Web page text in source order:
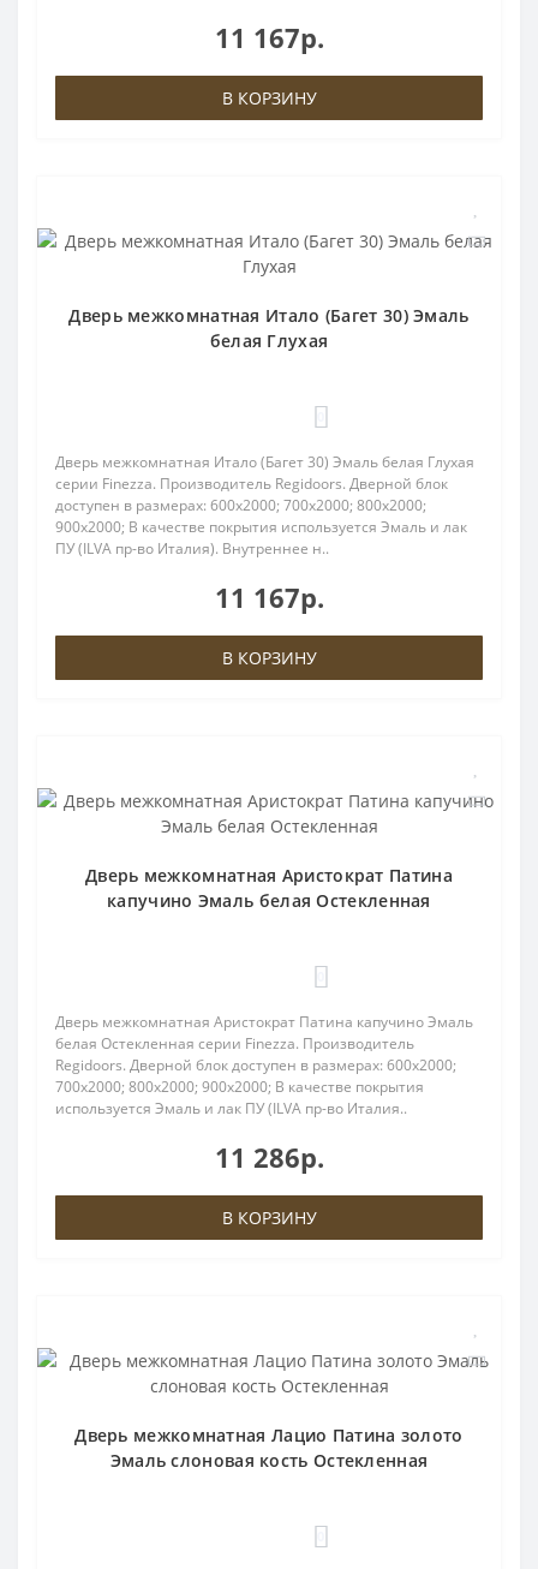
11 167р.
В КОРЗИНУ
Дверь межкомнатная Итало (Багет 30) Эмаль
белая Глухая
Дверь межкомнатная Итало (Багет 30) Эмаль белая Глухая
серии Finezza. Производитель Regidoors. Дверной блок
доступен в размерах: 600x2000; 700x2000; 800x2000;
900x2000; В качестве покрытия используется Эмаль и лак
ПУ (ILVA пр-во Италия). Внутреннее н..
11 167р.
В КОРЗИНУ
Дверь межкомнатная Аристократ Патина
капучино Эмаль белая Остекленная
Дверь межкомнатная Аристократ Патина капучино Эмаль
белая Остекленная серии Finezza. Производитель
Regidoors. Дверной блок доступен в размерах: 600x2000;
700x2000; 800x2000; 900x2000; В качестве покрытия
используется Эмаль и лак ПУ (ILVA пр-во Италия..
11 286р.
В КОРЗИНУ
Дверь межкомнатная Лацио Патина золото
Эмаль слоновая кость Остекленная